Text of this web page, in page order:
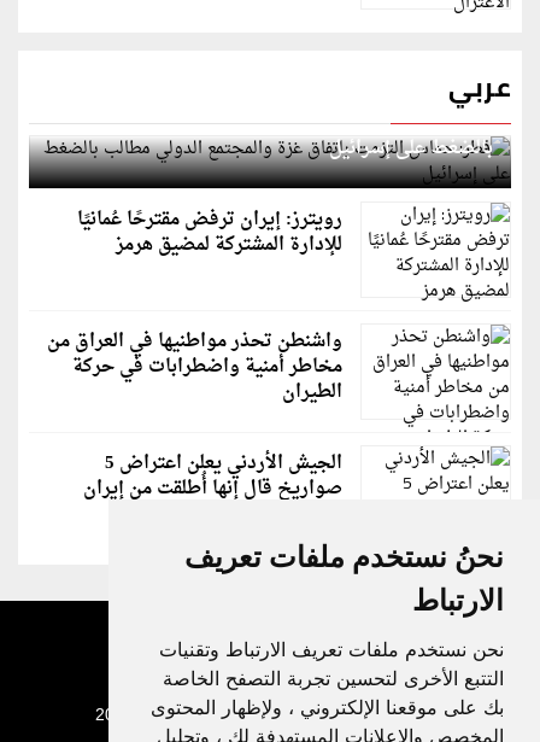
نحنُ نستخدم ملفات تعريف
الارتباط
نحن نستخدم ملفات تعريف الارتباط وتقنيات
التتبع الأخرى لتحسين تجربة التصفح الخاصة
بك على موقعنا الإلكتروني ، ولإظهار المحتوى
المخصص والإعلانات المستهدفة لك ، وتحليل
عربي
قطر: حماس التزمت باتفاق غزة والمجتمع الدولي مطالب
بالضغط على إسرائيل
رويترز: إيران ترفض مقترحًا عُمانيًا
للإدارة المشتركة لمضيق هرمز
واشنطن تحذر مواطنيها في العراق من
مخاطر أمنية واضطرابات في حركة
الطيران
الجيش الأردني يعلن اعتراض 5
صواريخ قال إنها أُطلقت من إيران
جميع الحقوق محفوظة لدنيا الوطن © 2003 - 2022